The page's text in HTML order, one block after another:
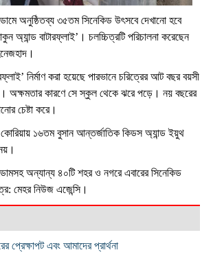
অনুষ্ঠিতব্য ৩৫তম সিনেকিড উৎসবে দেখানো হবে
অ্যান্ড বাটারফ্লাই’। চলচ্চিত্রটি পরিচালনা করেছেন
নির্মাণ করা হয়েছে পারভানে চরিত্রের আট বছর বয়সী
অক্ষমতার কারণে সে স্কুল থেকে ঝরে পড়ে। নয় বছরের
চেষ্টা করে।
কোরিয়ায় ১৬তম বুসান আন্তর্জাতিক কিডস অ্যান্ড ইয়ুথ
অন্যান্য ৪০টি শহর ও নগরে এবারের সিনেকিড
মেহর নিউজ এজেন্সি।
প্রেক্ষাপট এবং আমাদের প্রার্থনা